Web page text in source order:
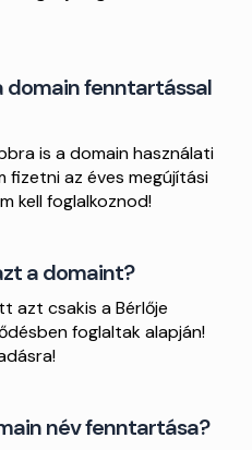
domain fenntartással
is a domain használati
fizetni az éves megújítási
kell foglalkoznod!
a domaint?
azt csakis a Bérlője
foglaltak alapján!
név fenntartása?